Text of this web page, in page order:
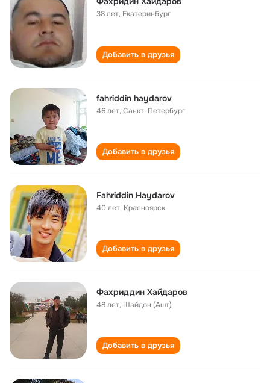
38 лет, Екатеринбург
Добавить в друзья
fahriddin haydarov
46 лет,Санкт-Петербург
Добавить в друзья
Fahriddin Haydarov
40 лет, Красноярск
Добавить в друзья
Фахриддин Хайдаров
48 лет, Шайдон (Ашт)
Добавить в друзья